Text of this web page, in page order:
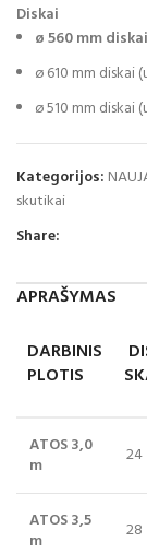
Diskai
ø 560 mm
ø 610 mm diskai
ø 510 mm diskai
Kategorijos:
skutikai
Share:
APRAŠYMAS
DARBINIS
PLOTIS
ATOS 3,0
m
24
ATOS 3,5
m
28